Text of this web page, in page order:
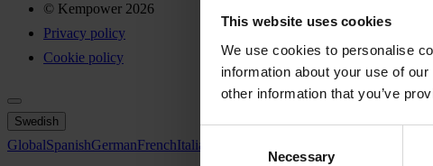
This website uses cookies
We use cookies to personalise
information about your use of
other information that you’ve
Selection
Necessary
© Kempower 2026
Privacy policy
Cookie policy
Swedish
GlobalSpanishGermanFrenchItalian